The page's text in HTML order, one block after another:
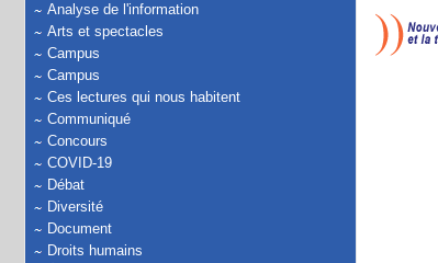
Analyse de l'information
Arts et spectacles
Campus
Campus
Ces lectures qui nous habitent
Communiqué
Concours
COVID-19
Débat
Diversité
Document
Droits humains